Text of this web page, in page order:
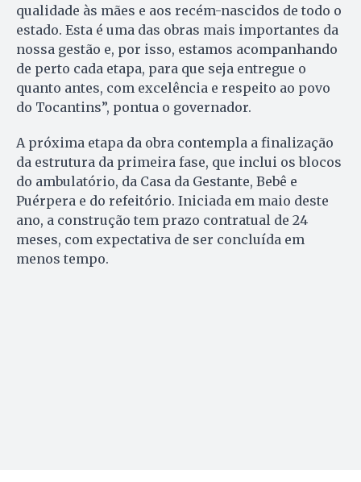
qualidade às mães e aos recém-nascidos de todo o
estado. Esta é uma das obras mais importantes da
nossa gestão e, por isso, estamos acompanhando
de perto cada etapa, para que seja entregue o
quanto antes, com excelência e respeito ao povo
do Tocantins”, pontua o governador.
A próxima etapa da obra contempla a finalização
da estrutura da primeira fase, que inclui os blocos
do ambulatório, da Casa da Gestante, Bebê e
Puérpera e do refeitório. Iniciada em maio deste
ano, a construção tem prazo contratual de 24
meses, com expectativa de ser concluída em
menos tempo.